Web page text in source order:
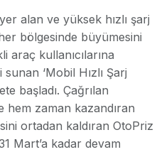
alan ve yüksek hızlı şarj
bölgesinde büyümesini
araç kullanıcılarına
‘Mobil Hızlı Şarj
başladı. Çağrılan
zaman kazandıran
ortadan kaldıran OtoPriz
Mart’a kadar devam